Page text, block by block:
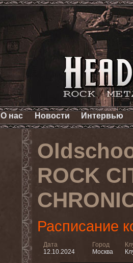
О нас Новости Интервью
ROCK
Расписание
Дата
12.10.2024
Город
Москва